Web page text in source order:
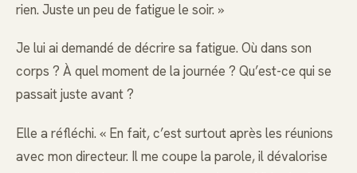
rien. Juste un peu de fatigue le soir. »
Je lui ai demandé de décrire sa fatigue. Où dans son
corps ? À quel moment de la journée ? Qu’est-ce qui se
passait juste avant ?
Elle a réfléchi. « En fait, c’est surtout après les réunions
avec mon directeur. Il me coupe la parole, il dévalorise